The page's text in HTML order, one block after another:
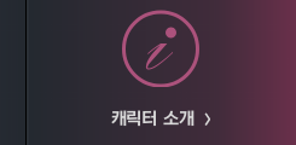
캐릭터 소개